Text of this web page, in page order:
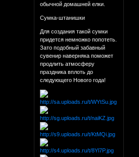
обычной домашней елки.
Cумка-штанишки
Для создания такой сумки
придется немножко попотеть.
Зато подобный забавный
сувенир наверняка поможет
продлить атмосферу
праздника вплоть до
следующего Нового года!